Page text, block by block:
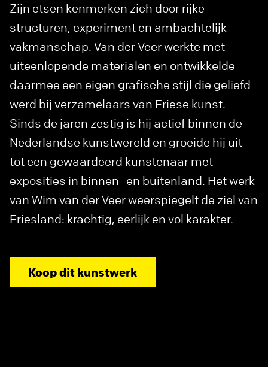
Zijn etsen kenmerken zich door rijke
structuren, experiment en ambachtelijk
vakmanschap. Van der Veer werkte met
uiteenlopende materialen en ontwikkelde
daarmee een eigen grafische stijl die geliefd
werd bij verzamelaars van Friese kunst.
Sinds de jaren zestig is hij actief binnen de
Nederlandse kunstwereld en groeide hij uit
tot een gewaardeerd kunstenaar met
exposities in binnen- en buitenland. Het werk
van Wim van der Veer weerspiegelt de ziel van
Friesland: krachtig, eerlijk en vol karakter.
Koop dit kunstwerk